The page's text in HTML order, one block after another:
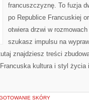
francuszczyznę. To fuzja
po Republice Francuskiej
otwiera drzwi w
szukasz impulsu na
znajdziesz treści
kultura i styl życia
SKÓRY